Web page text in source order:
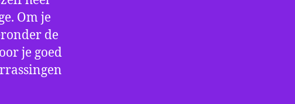
Om je
de
je goed